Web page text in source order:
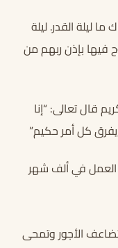
ما ليلة القدر. ليلة
فيها بإذن ربهم من
قال تعالى: “إنا
يفرق كل أمر حكيم”
في ألف شهر
الأجور وتمحى